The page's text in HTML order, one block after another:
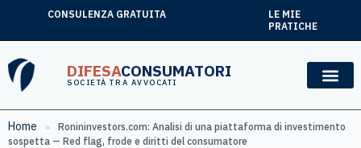
CONSULENZA GRATUITA
LE MIE
PRATICHE
DIFESACONSUMATORI
SOCIETÀ TRA AVVOCATI
Home »
Ronininvestors.com: Analisi di una piattaforma di investimento
sospetta — Red flag, frode e diritti del consumatore